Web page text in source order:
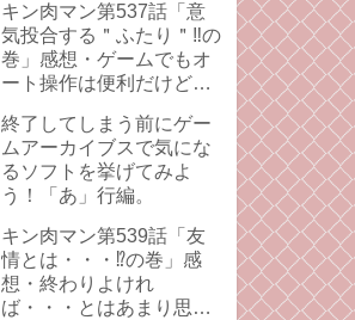
キン肉マン第537話「意
気投合する＂ふたり＂‼︎の
巻」感想・ゲームでもオ
ート操作は便利だけど、
ことあるよね。
終了してしまう前にゲー
ムアーカイブスで気にな
るソフトを挙げてみよ
う！「あ」行編。
キン肉マン第539話「友
情とは・・・⁉︎の巻」感
想・終わりよけれ
ば・・・とはあまり思え